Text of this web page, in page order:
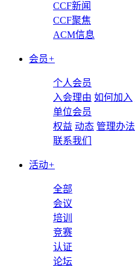
CCF新闻
CCF聚焦
ACM信息
会员+
个人会员
入会理由 如何加入
单位会员
权益 动态 管理办法
联系我们
活动+
全部
会议
培训
竞赛
认证
论坛